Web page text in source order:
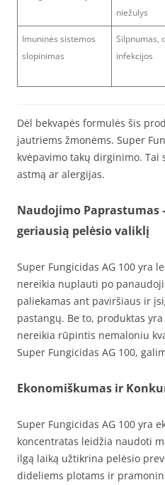
niežulys
Imuninės sistemos
slopinimas
Silpnumas,
infekcijos
Dėl bekvapės formulės šis
jautriems žmonėms. Super
kvėpavimo takų dirginimo.
astmą ar alergijas.
Naudojimo Paprastumas
geriausią pelėsio valiklį
Super Fungicidas AG 100 yra
nereikia nuplauti po
paliekamas ant paviršiaus ir
pastangų. Be to, produktas
nereikia rūpintis nemaloniu
Super Fungicidas AG 100,
Ekonomiškumas ir
Super Fungicidas AG 100 yra
koncentratas leidžia naudoti
ilgą laiką užtikrina pelėsio
dideliems plotams ir